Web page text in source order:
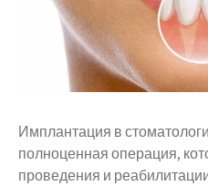
Имплантация в
полноценная операция,
проведения и